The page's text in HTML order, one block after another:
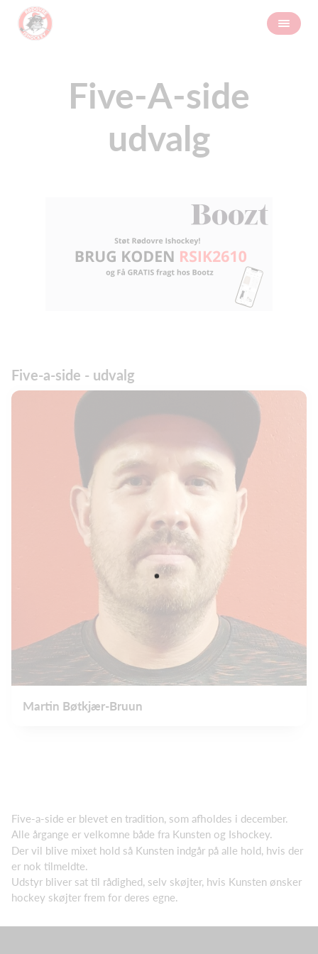
Five-A-side
udvalg
Five-a-side - udvalg
Martin Bøtkjær-Bruun
Five-a-side er blevet en tradition, som afholdes i december.
Alle årgange er velkomne både fra Kunsten og Ishockey.
Der vil blive mixet hold så Kunsten indgår på alle hold, hvis der
er nok tilmeldte.
Udstyr bliver sat til rådighed, selv skøjter, hvis Kunsten ønsker
hockey skøjter frem for deres egne.